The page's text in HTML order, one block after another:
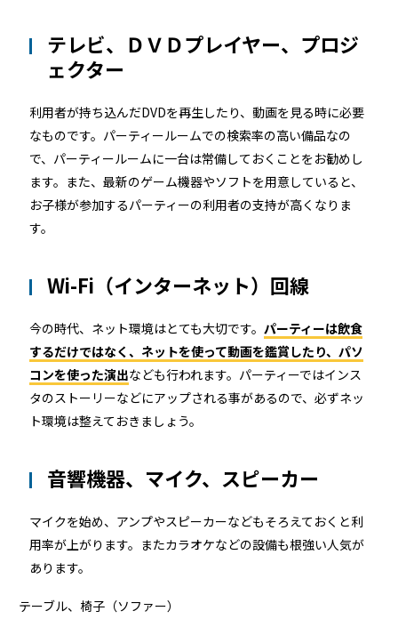
テレビ、ＤＶＤプレイヤー、プロジ
ェクター
利用者が持ち込んだDVDを再生したり、動画を見る時に必要
なものです。パーティールームでの検索率の高い備品なの
で、パーティールームに一台は常備しておくことをお勧めし
ます。また、最新のゲーム機器やソフトを用意していると、
お子様が参加するパーティーの利用者の支持が高くなりま
す。
Wi-Fi（インターネット）回線
今の時代、ネット環境はとても大切です。 パーティーは飲食
するだけではなく、ネットを使って動画を鑑賞したり、パソ
コンを使った演出なども行われます。パーティーではインス
タのストーリーなどにアップされる事があるので、必ずネッ
ト環境は整えておきましょう。
音響機器、マイク、スピーカー
マイクを始め、アンプやスピーカーなどもそろえておくと利
用率が上がります。またカラオケなどの設備も根強い人気が
あります。
テーブル、椅子（ソファー）